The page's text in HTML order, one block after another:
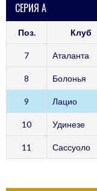
СЕРИЯ А
Поз. Клуб
7 Аталанта
8 Болонья
9 Лацио
10 Удинезе
11 Сассуоло